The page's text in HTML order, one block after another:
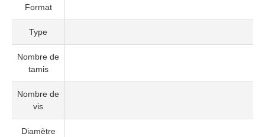
Format
Type
Nombre de
tamis
Nombre de
vis
Diamètre